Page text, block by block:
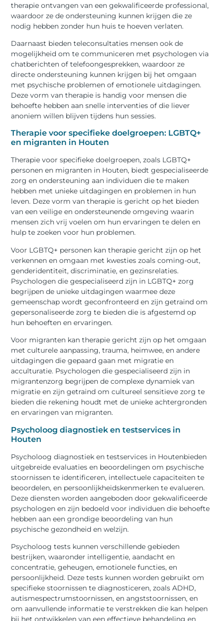
therapie ontvangen van een gekwalificeerde professional,
waardoor ze de ondersteuning kunnen krijgen die ze
nodig hebben zonder hun huis te hoeven verlaten.
Daarnaast bieden teleconsultaties mensen ook de
mogelijkheid om te communiceren met psychologen via
chatberichten of telefoongesprekken, waardoor ze
directe ondersteuning kunnen krijgen bij het omgaan
met psychische problemen of emotionele uitdagingen.
Deze vorm van therapie is handig voor mensen die
behoefte hebben aan snelle interventies of die liever
anoniem willen blijven tijdens hun sessies.
Therapie voor specifieke doelgroepen: LGBTQ+
en migranten in Houten
Therapie voor specifieke doelgroepen, zoals LGBTQ+
personen en migranten in Houten, biedt gespecialiseerde
zorg en ondersteuning aan individuen die te maken
hebben met unieke uitdagingen en problemen in hun
leven. Deze vorm van therapie is gericht op het bieden
van een veilige en ondersteunende omgeving waarin
mensen zich vrij voelen om hun ervaringen te delen en
hulp te zoeken voor hun problemen.
Voor LGBTQ+ personen kan therapie gericht zijn op het
verkennen en omgaan met kwesties zoals coming-out,
genderidentiteit, discriminatie, en gezinsrelaties.
Psychologen die gespecialiseerd zijn in LGBTQ+ zorg
begrijpen de unieke uitdagingen waarmee deze
gemeenschap wordt geconfronteerd en zijn getraind om
gepersonaliseerde zorg te bieden die is afgestemd op
hun behoeften en ervaringen.
Voor migranten kan therapie gericht zijn op het omgaan
met culturele aanpassing, trauma, heimwee, en andere
uitdagingen die gepaard gaan met migratie en
acculturatie. Psychologen die gespecialiseerd zijn in
migrantenzorg begrijpen de complexe dynamiek van
migratie en zijn getraind om cultureel sensitieve zorg te
bieden die rekening houdt met de unieke achtergronden
en ervaringen van migranten.
Psycholoog diagnostiek en testservices in
Houten
Psycholoog diagnostiek en testservices in Houtenbieden
uitgebreide evaluaties en beoordelingen om psychische
stoornissen te identificeren, intellectuele capaciteiten te
beoordelen, en persoonlijkheidskenmerken te evalueren.
Deze diensten worden aangeboden door gekwalificeerde
psychologen en zijn bedoeld voor individuen die behoefte
hebben aan een grondige beoordeling van hun
psychische gezondheid en welzijn.
Psycholoog tests kunnen verschillende gebieden
bestrijken, waaronder intelligentie, aandacht en
concentratie, geheugen, emotionele functies, en
persoonlijkheid. Deze tests kunnen worden gebruikt om
specifieke stoornissen te diagnosticeren, zoals ADHD,
autismespectrumstoornissen, en angststoornissen, en
om aanvullende informatie te verstrekken die kan helpen
bij het ontwikkelen van een effectieve behandeling en